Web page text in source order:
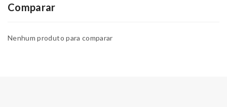
Comparar
Nenhum produto para comparar